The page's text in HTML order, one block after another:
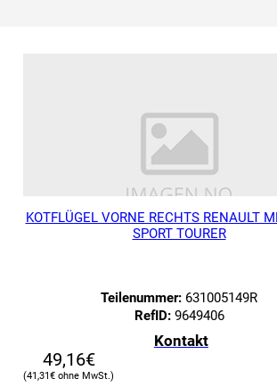
KOTFLÜGEL VORNE RECHTS RENAULT
SPORT TOURER
Teilenummer: 631005149R
RefID:9649406
Kontakt
49,16€
41,31€